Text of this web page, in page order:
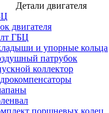
Детали двигателя
двигателя
ГБЦ
и упорные кольца
патрубок
коллектор
поршневых колец